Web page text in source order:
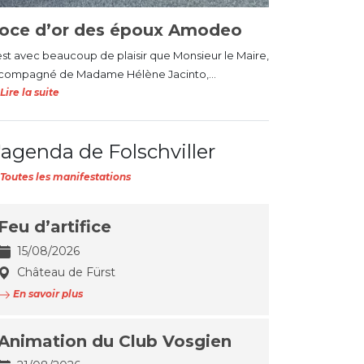
d’or des époux Amodeo
avec beaucoup de plaisir que Monsieur le Maire,
de Madame Hélène Jacinto,...
Lire la suite
de Folschviller
Toutes les manifestations
Feu d’artifice
15/08/2026
Château de Fürst
En savoir plus
du Club Vosgien